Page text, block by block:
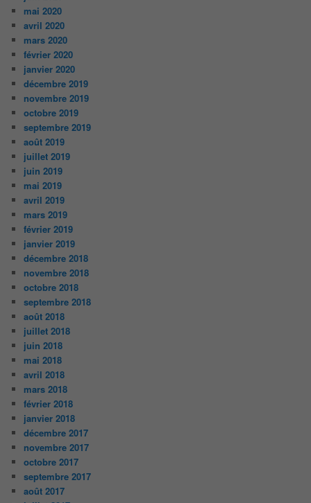
mai 2020
avril 2020
mars 2020
février 2020
janvier 2020
décembre 2019
novembre 2019
octobre 2019
septembre 2019
août 2019
juillet 2019
juin 2019
mai 2019
avril 2019
mars 2019
février 2019
janvier 2019
décembre 2018
novembre 2018
octobre 2018
septembre 2018
août 2018
juillet 2018
juin 2018
mai 2018
avril 2018
mars 2018
février 2018
janvier 2018
décembre 2017
novembre 2017
octobre 2017
septembre 2017
août 2017